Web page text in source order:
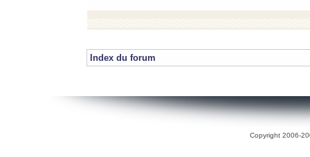
Index du forum
Copyright 2006-